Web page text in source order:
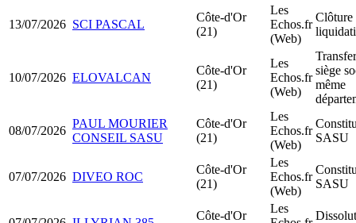
13/07/2026 SCI PASCAL
Côte-d'Or
(21)
Les
Echos.fr
(Web)
Clôture
10/07/2026 ELOVALCAN
Côte-d'Or
(21)
Les
Echos.fr
(Web)
siège
même
08/07/2026
PAUL MOURIER
CONSEIL SASU
Côte-d'Or
(21)
Les
Echos.fr
(Web)
SASU
07/07/2026 DIVEO ROC
Côte-d'Or
(21)
Les
Echos.fr
(Web)
SASU
Côte-d'Or
Les